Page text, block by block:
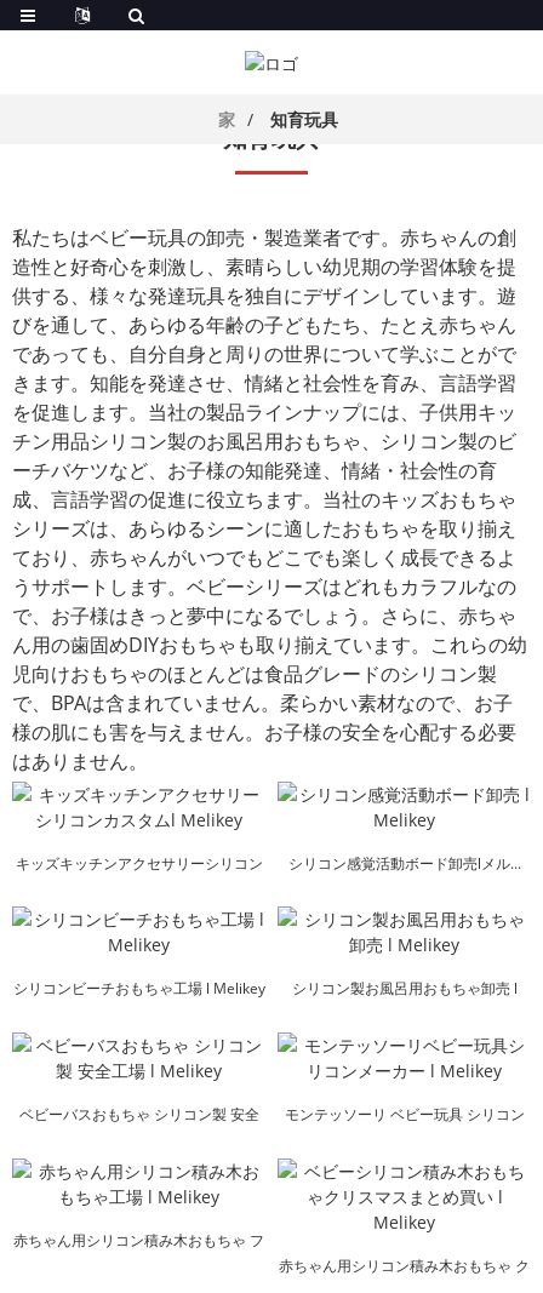
家 知育玩具
知育玩具
私たちはベビー玩具の卸売・製造業者です。赤ちゃんの創
造性と好奇心を刺激し、素晴らしい幼児期の学習体験を提
供する、様々な発達玩具を独自にデザインしています。遊
びを通して、あらゆる年齢の子どもたち、たとえ赤ちゃん
であっても、自分自身と周りの世界について学ぶことがで
きます。知能を発達させ、情緒と社会性を育み、言語学習
を促進します。当社の製品ラインナップには、 子供用キッ
チン用品シリコン製のお風呂用おもちゃ、シリコン製のビ
ーチバケツなど、お子様の知能発達、情緒・社会性の育
成、言語学習の促進に役立ちます。当社のキッズおもちゃ
シリーズは、あらゆるシーンに適したおもちゃを取り揃え
ており、赤ちゃんがいつでもどこでも楽しく成長できるよ
うサポートします。ベビーシリーズはどれもカラフルなの
で、お子様はきっと夢中になるでしょう。さらに、赤ちゃ
ん用の歯固めDIYおもちゃも取り揃えています。これらの幼
児向けおもちゃのほとんどは食品グレードのシリコン製
で、BPAは含まれていません。柔らかい素材なので、お子
様の肌にも害を与えません。お子様の安全を心配する必要
はありません。
キッズキッチンアクセサリーシリコン
シリコン感覚活動ボード卸売lメル...
シリコンビーチおもちゃ工場 l Melikey
シリコン製お風呂用おもちゃ卸売 l
ベビーバスおもちゃ シリコン製 安全
モンテッソーリ ベビー玩具 シリコン
赤ちゃん用シリコン積み木おもちゃ フ
赤ちゃん用シリコン積み木おもちゃ ク